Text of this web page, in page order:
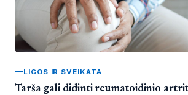
LIGOS IR SVEIKATA
Tarša gali didinti reumatoidinio